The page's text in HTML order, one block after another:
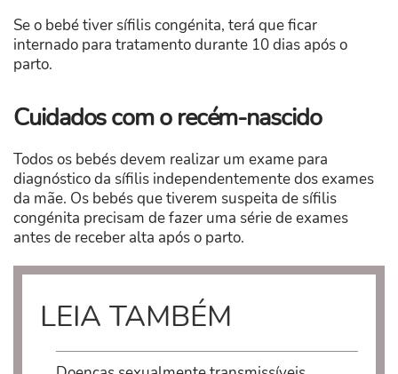
Se o bebé tiver sífilis congénita, terá que ficar
internado para tratamento durante 10 dias após o
parto.
Cuidados com o recém-nascido
Todos os bebés devem realizar um exame para
diagnóstico da sífilis independentemente dos exames
da mãe. Os bebés que tiverem suspeita de sífilis
congénita precisam de fazer uma série de exames
antes de receber alta após o parto.
LEIA TAMBÉM